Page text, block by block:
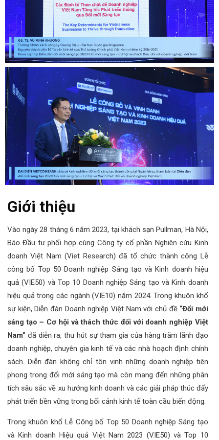
Giới thiệu
Vào ngày 28 tháng 6 năm 2023, tại khách sạn Pullman, Hà Nội,
Báo Đầu tư phối hợp cùng Công ty cổ phần Nghiên cứu Kinh
doanh Việt Nam (Viet Research) đã tổ chức thành công Lễ
công bố Top 50 Doanh nghiệp Sáng tạo và Kinh doanh hiệu
quả (VIE50) và Top 10 Doanh nghiệp Sáng tạo và Kinh doanh
hiệu quả trong các ngành (VIE10) năm 2024. Trong khuôn khổ
sự kiện, Diễn đàn Doanh nghiệp Việt Nam với chủ đề “Đổi mới
sáng tạo – Cơ hội và thách thức đối với doanh nghiệp Việt
Nam” đã diễn ra, thu hút sự tham gia của hàng trăm lãnh đạo
doanh nghiệp, chuyên gia kinh tế và các nhà hoạch định chính
sách. Diễn đàn không chỉ tôn vinh những doanh nghiệp tiên
phong trong đổi mới sáng tạo mà còn mang đến những phân
tích sâu sắc về xu hướng kinh doanh và các giải pháp thúc đẩy
phát triển bền vững trong bối cảnh kinh tế toàn cầu biến động.
Trong khuôn khổ Lễ Công bố Top 50 Doanh nghiệp Sáng tạo
và Kinh doanh Hiệu quả Việt Nam 2023 (VIE50) và Top 10